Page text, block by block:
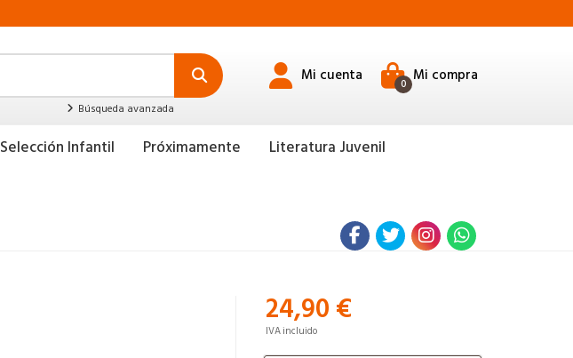
Búsqueda avanzada
Mi cuenta Mi compra
0
Selección Infantil Próximamente
Literatura Juvenil
24,90 €
IVA incluido